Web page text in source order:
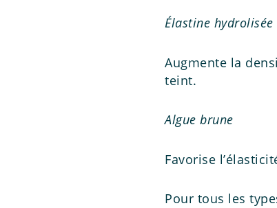
Élastine hydrolisée
Augmente la
teint.
Algue brune
Favorise
Pour tous les